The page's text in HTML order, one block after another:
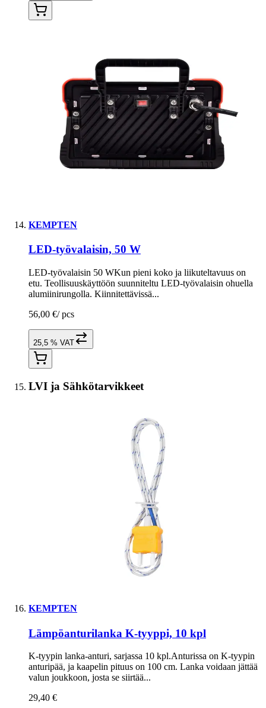
KEMPTEN
LED-työvalaisin, 50 W
LED-työvalaisin 50 WKun pieni koko ja liikuteltavuus on
etu. Teollisuuskäyttöön suunniteltu LED-työvalaisin ohuella
alumiinirungolla. Kiinnitettävissä...
56,00 €/ pcs
25,5 % VAT
LVI ja Sähkötarvikkeet
KEMPTEN
Lämpöanturilanka K-tyyppi, 10 kpl
K-tyypin lanka-anturi, sarjassa 10 kpl.Anturissa on K-tyypin
anturipää, ja kaapelin pituus on 100 cm. Lanka voidaan jättää
valun joukkoon, josta se siirtää...
29,40 €